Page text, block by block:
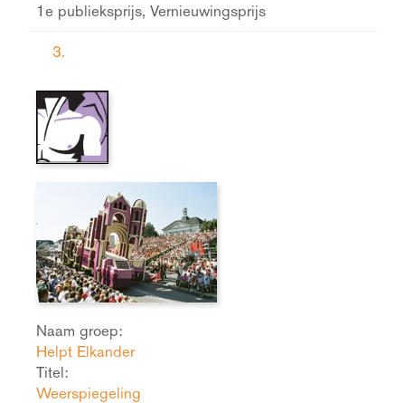
1e publieksprijs, Vernieuwingsprijs
3.
Naam groep:
Helpt Elkander
Titel:
Weerspiegeling